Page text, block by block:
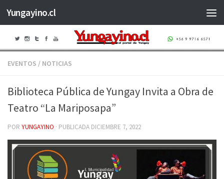
Saltar al contenido
Yungayino.cl
EVENTOS / NOTICIAS
Biblioteca Pública de Yungay Invita a Obra de
Teatro “La Mariposapa”
POR YUNGAYINO · PUBLICADA DICIEMBRE 7, 2022